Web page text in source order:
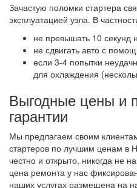
Зачастую поломки стартера
эксплуатацией узла. В
не превышать 10 секунд
не сдвигать авто с
если 3-4 попытки
для охлаждения
Выгодные цены и
гарантии
Мы предлагаем своим
стартеров по лучшим ценам в
честно и открыто, никогда не
цена ремонта у нас
наших услугах размещена на